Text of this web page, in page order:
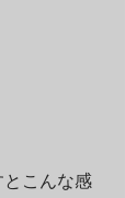
とこんな感